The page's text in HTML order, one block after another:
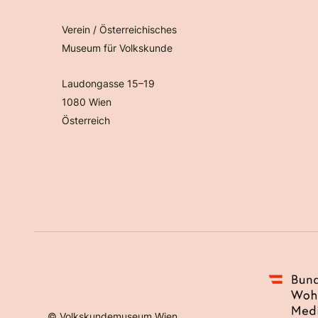
Verein / Österreichisches
Museum für Volkskunde
Laudongasse 15–19
1080 Wien
Österreich